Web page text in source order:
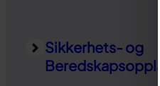
Sikkerhets- og